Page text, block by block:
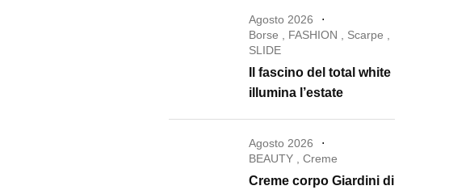
Agosto 2026
Borse
FASHION Scarpe
SLIDE
Il fascino del total white
illumina l’estate
Agosto 2026
BEAUTY
Creme
Creme corpo Giardini di